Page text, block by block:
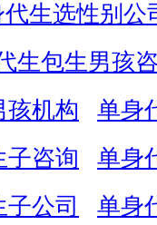
生选性别公
生包生男孩
孩机构
单身
子咨询
单身
公司
单身